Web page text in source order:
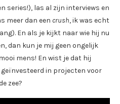
series!), las al zijn interviews en
meer dan een crush, ik was echt
En als je kijkt naar wie hij nu
dan kun je mij geen ongelijk
mens! En wist je dat hij
in projecten voor
zee?